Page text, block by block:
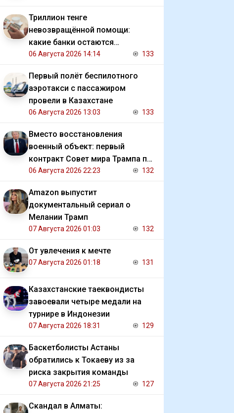
Триллион тенге
невозвращённой помощи:
какие банки остаются
должниками государства
06 Августа 2026 14:14 133
Первый полёт беспилотного
аэротакси с пассажиром
провели в Казахстане
06 Августа 2026 13:03 133
Вместо восстановления
военный объект: первый
контракт Совет мира Трампа по
Газе
06 Августа 2026 22:23 132
Amazon выпустит
документальный сериал о
Мелании Трамп
07 Августа 2026 01:03 132
От увлечения к мечте
07 Августа 2026 01:18 131
Казахстанские таеквондисты
завоевали четыре медали на
турнире в Индонезии
07 Августа 2026 18:31 129
Баскетболисты Астаны
обратились к Токаеву из за
риска закрытия команды
07 Августа 2026 21:25 127
Скандал в Алматы: